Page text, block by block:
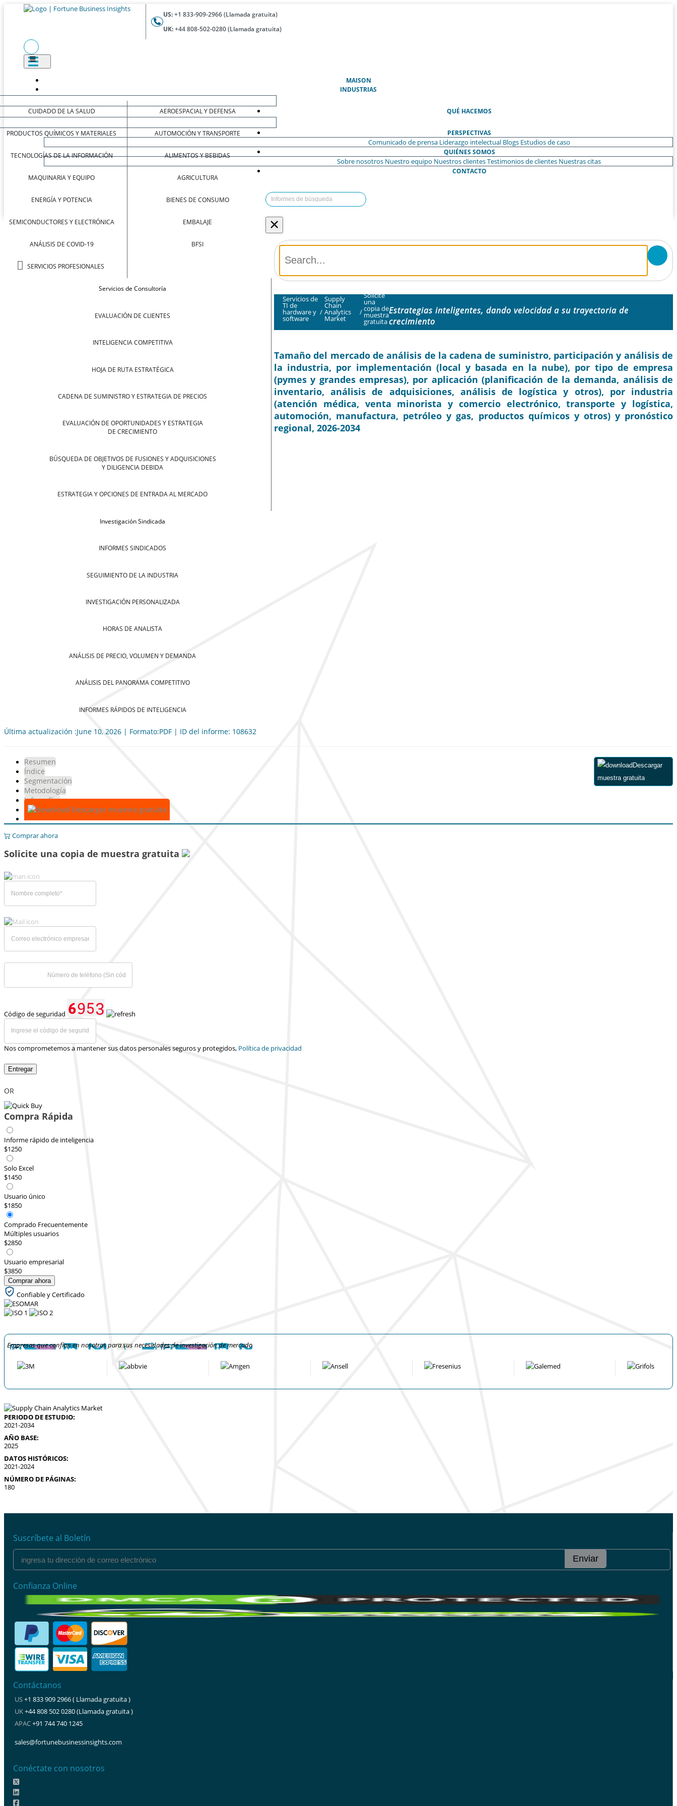
US:+1 833-909-2966 (Llamada gratuita)
UK:+44 808-502-0280 (Llamada gratuita)
MAISON(ACTUAL)
INDUSTRIAS
CUIDADO DE LA SALUD
PRODUCTOS QUÍMICOS Y MATERIALES
TECNOLOGÍAS DE LA INFORMACIÓN
MAQUINARIA Y EQUIPO
ENERGÍA Y POTENCIA
SEMICONDUCTORES Y ELECTRÓNICA
ANÁLISIS DE COVID-19
SERVICIOS PROFESIONALES
AEROESPACIAL Y DEFENSA
AUTOMOCIÓN Y TRANSPORTE
ALIMENTOS Y BEBIDAS
AGRICULTURA
BIENES DE CONSUMO
EMBALAJE
BFSI
QUÉ HACEMOS
Servicios de Consultoría
EVALUACIÓN DE CLIENTES
INTELIGENCIA COMPETITIVA
HOJA DE RUTA ESTRATÉGICA
CADENA DE SUMINISTRO Y ESTRATEGIA DE PRECIOS
EVALUACIÓN DE OPORTUNIDADES Y ESTRATEGIA
DE CRECIMIENTO
BÚSQUEDA DE OBJETIVOS DE FUSIONES Y ADQUISICIONES
Y DILIGENCIA DEBIDA
ESTRATEGIA Y OPCIONES DE ENTRADA AL MERCADO
Investigación Sindicada
INFORMES SINDICADOS
SEGUIMIENTO DE LA INDUSTRIA
INVESTIGACIÓN PERSONALIZADA
HORAS DE ANALISTA
ANÁLISIS DE PRECIO, VOLUMEN Y DEMANDA
ANÁLISIS DEL PANORAMA COMPETITIVO
INFORMES RÁPIDOS DE INTELIGENCIA
PERSPECTIVAS
Comunicado de prensa Liderazgo intelectual Blogs Estudios de caso
QUIÉNES SOMOS
Sobre nosotros Nuestro equipo Nuestros clientesTestimonios de clientes Nuestras citas
CONTACTO
×
Servicios de
TI de
hardware y
software
/
Supply
Chain
Analytics
Market
/
Solicite
una
copia de
muestra
gratuita
Estrategias inteligentes, dando velocidad a su trayectoria de
crecimiento
Tamaño del mercado de análisis de la cadena de suministro, participación y análisis de
la industria, por implementación (local y basada en la nube), por tipo de empresa
(pymes y grandes empresas), por aplicación (planificación de la demanda, análisis de
inventario, análisis de adquisiciones, análisis de logística y otros), por industria
(atención médica, venta minorista y comercio electrónico, transporte y logística,
automoción, manufactura, petróleo y gas, productos químicos y otros) y pronóstico
regional, 2026-2034
Última actualización :June 10, 2026 | Formato:PDF | ID del informe: 108632
Resumen
Índice
Segmentación
Metodología
Infografías
Descargar muestra gratuita
Descargar
muestra gratuita
Comprar ahora
Solicite una copia de muestra gratuita
Código de seguridad
Nos comprometemos a mantener sus datos personales seguros y protegidos, Política de privacidad
Entregar
OR
Compra Rápida
Informe rápido de inteligencia
$1250
Solo Excel
$1450
Usuario único
$1850
Comprado Frecuentemente
Múltiples usuarios
$2850
Usuario empresarial
$3850
Comprar ahora
Confiable y Certificado
Empresas que confían en nosotros para sus necesidades de investigación de mercado
PERIODO DE ESTUDIO:
2021-2034
AÑO BASE:
2025
DATOS HISTÓRICOS:
2021-2024
NÚMERO DE PÁGINAS:
180
Suscríbete al Boletín
Enviar
Confianza Online
Contáctanos
US+1 833 909 2966 ( Llamada gratuita )
UK+44 808 502 0280 (Llamada gratuita )
APAC+91 744 740 1245
sales@fortunebusinessinsights.com
Conéctate con nosotros